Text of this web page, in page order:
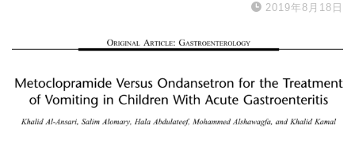
2019年8月18日